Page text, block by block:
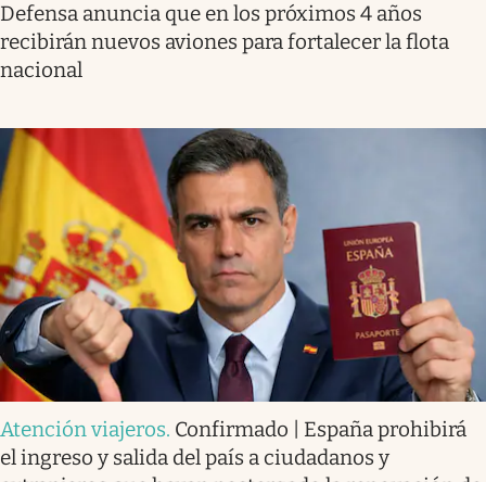
Defensa anuncia que en los próximos 4 años
recibirán nuevos aviones para fortalecer la flota
nacional
Atención viajeros. Confirmado | España prohibirá
el ingreso y salida del país a ciudadanos y